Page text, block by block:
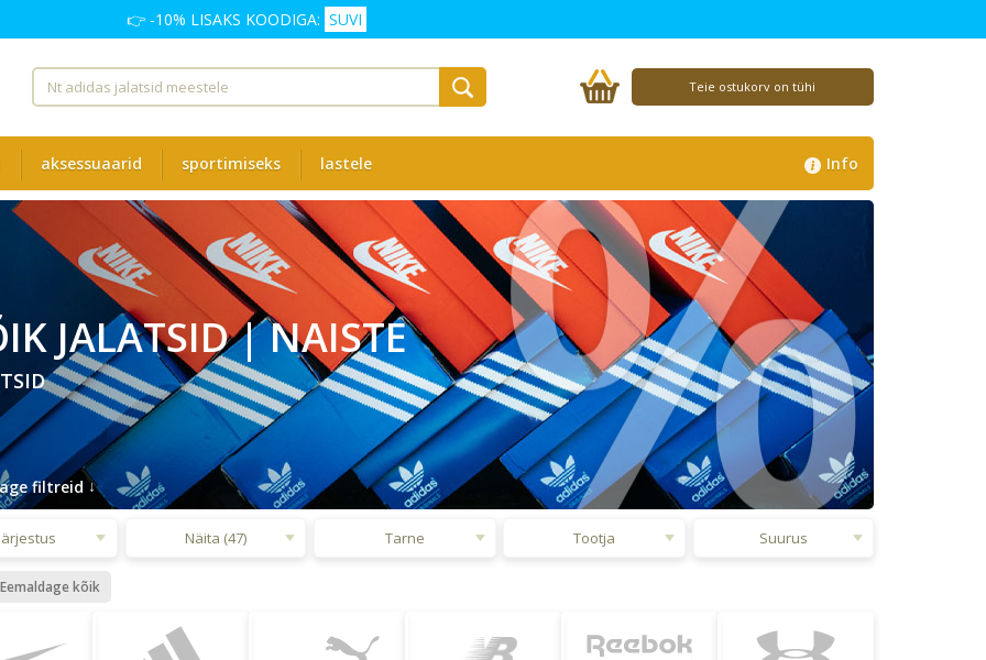
👉 -10% LISAKS KOODIGA: SUVI
Teie ostukorv on tühi
aksessuaarid sportimiseks lastele Info
filtreid↓
JALATSID | NAISTE %
Näita (47) Tarne Tootja Suurus
Eemaldage kõik